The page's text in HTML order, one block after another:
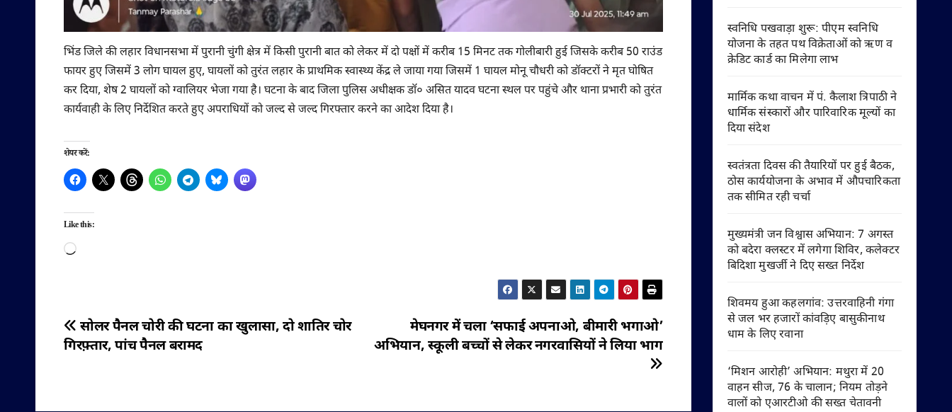
भिंड जिले की लहार विधानसभा में पुरानी चुंगी क्षेत्र में किसी पुरानी बात को लेकर में दो पक्षों में करीब 15 मिनट तक गोलीबारी हुई जिसके करीब 50 राउंड
फायर हुए जिसमें 3 लोग घायल हुए, घायलों को तुरंत लहार के प्राथमिक स्वास्थ्य केंद्र ले जाया गया जिसमें 1 घायल मोनू चौधरी को डॉक्टरों ने मृत घोषित
कर दिया, शेष 2 घायलों को ग्वालियर भेजा गया है। घटना के बाद जिला पुलिस अधीक्षक डॉ० असित यादव घटना स्थल पर पहुंचे और थाना प्रभारी को तुरंत
कार्यवाही के लिए निर्देशित करते हुए अपराधियों को जल्द से जल्द गिरफ्तार करने का आदेश दिया है।
शेयर करें:
Like this:
Loading…
पोस्ट
नेविगेशन
मेघनगर में चला ‘सफाई अपनाओ, बीमारी भगाओ’
अभियान, स्कूली बच्चों से लेकर नगरवासियों ने लिया भाग
सोलर पैनल चोरी की घटना का खुलासा, दो शातिर चोर
गिरफ़्तार, पांच पैनल बरामद
स्वनिधि पखवाड़ा शुरू: पीएम स्वनिधि
योजना के तहत पथ विक्रेताओं को ऋण व
क्रेडिट कार्ड का मिलेगा लाभ
मार्मिक कथा वाचन में पं. कैलाश त्रिपाठी ने
धार्मिक संस्कारों और पारिवारिक मूल्यों का
दिया संदेश
स्वतंत्रता दिवस की तैयारियों पर हुई बैठक,
ठोस कार्ययोजना के अभाव में औपचारिकता
तक सीमित रही चर्चा
मुख्यमंत्री जन विश्वास अभियान: 7 अगस्त
को बदेरा क्लस्टर में लगेगा शिविर, कलेक्टर
बिदिशा मुखर्जी ने दिए सख्त निर्देश
शिवमय हुआ कहलगांव: उत्तरवाहिनी गंगा
से जल भर हजारों कांवड़िए बासुकीनाथ
धाम के लिए रवाना
‘मिशन आरोही’ अभियान: मथुरा में 20
वाहन सीज, 76 के चालान; नियम तोड़ने
वालों को एआरटीओ की सख्त चेतावनी